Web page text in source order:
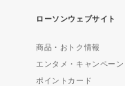
ローソンウェブサイト
商品・おトク情報
エンタメ・キャンペーン
ポイントカード